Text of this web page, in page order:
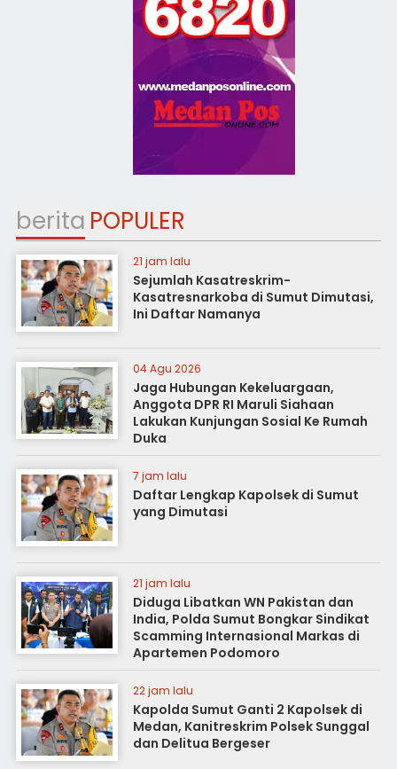
berita POPULER
21 jam lalu
Sejumlah Kasatreskrim-
Kasatresnarkoba di Sumut Dimutasi,
Ini Daftar Namanya
04 Agu 2026
Jaga Hubungan Kekeluargaan,
Anggota DPR RI Maruli Siahaan
Lakukan Kunjungan Sosial Ke Rumah
Duka
7 jam lalu
Daftar Lengkap Kapolsek di Sumut
yang Dimutasi
21 jam lalu
Diduga Libatkan WN Pakistan dan
India, Polda Sumut Bongkar Sindikat
Scamming Internasional Markas di
Apartemen Podomoro
22 jam lalu
Kapolda Sumut Ganti 2 Kapolsek di
Medan, Kanitreskrim Polsek Sunggal
dan Delitua Bergeser